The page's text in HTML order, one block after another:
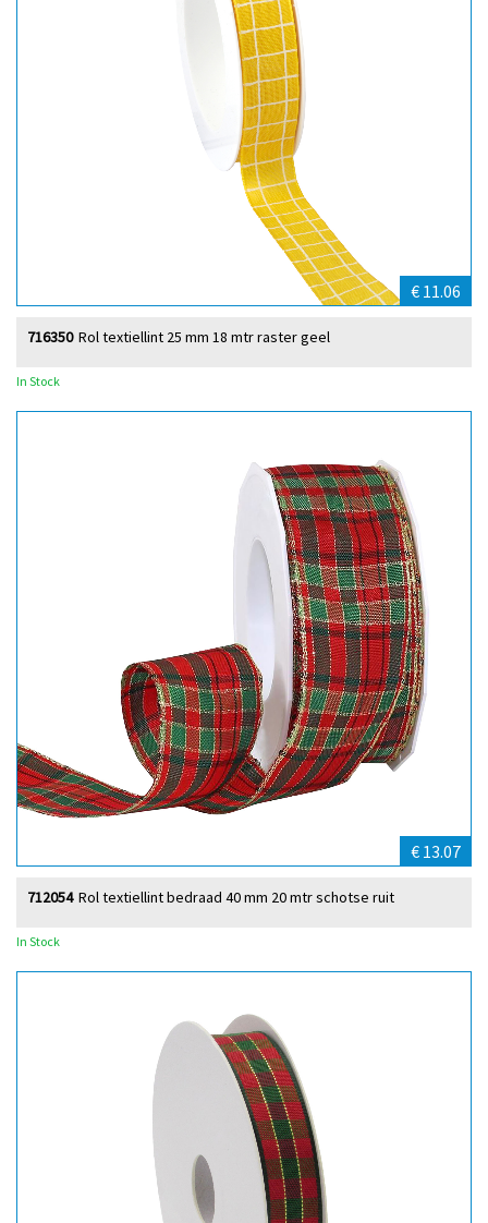
€ 11.06
Rol textiellint 25 mm 18 mtr raster geel
716350
In Stock
€ 13.07
Rol textiellint bedraad 40 mm 20 mtr schotse ruit
712054
In Stock